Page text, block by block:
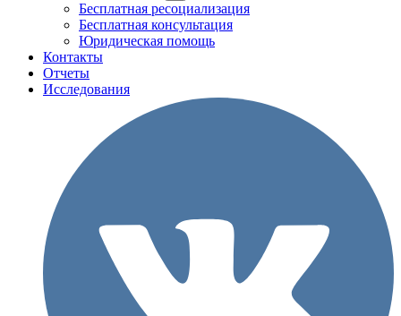
Бесплатная ресоциализация
Бесплатная консультация
Юридическая помощь
Контакты
Отчеты
Исследования